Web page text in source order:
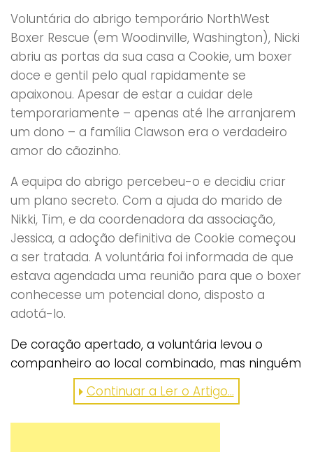
Voluntária do abrigo temporário NorthWest
Boxer Rescue (em Woodinville, Washington), Nicki
abriu as portas da sua casa a Cookie, um boxer
doce e gentil pelo qual rapidamente se
apaixonou. Apesar de estar a cuidar dele
temporariamente – apenas até lhe arranjarem
um dono – a família Clawson era o verdadeiro
amor do cãozinho.
A equipa do abrigo percebeu-o e decidiu criar
um plano secreto. Com a ajuda do marido de
Nikki, Tim, e da coordenadora da associação,
Jessica, a adoção definitiva de Cookie começou
a ser tratada. A voluntária foi informada de que
estava agendada uma reunião para que o boxer
conhecesse um potencial dono, disposto a
adotá-lo.
De coração apertado, a voluntária levou o
companheiro ao local combinado, mas ninguém
compareceu. Ainda assim, a surpresa maior
estaria para vir. Quando foi consultar a
informação da pessoa interessada em ficar
Continuar a Ler o Artigo…